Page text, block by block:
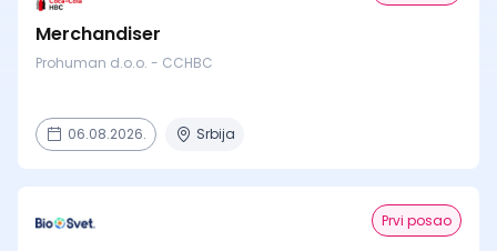
Merchandiser
Prohuman d.o.o. - CCHBC
06.08.2026. Srbija
Prvi posao